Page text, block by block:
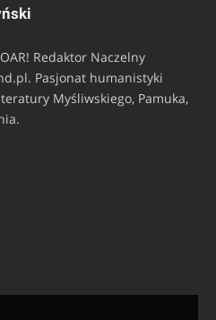
Redaktor Naczelny
Pasjonat humanistyki
Myśliwskiego, Pamuka,